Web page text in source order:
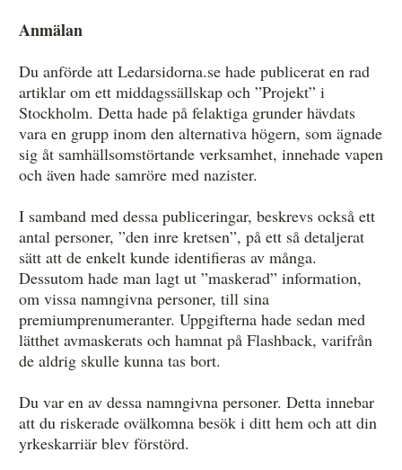
Anmälan
Du anförde att Ledarsidorna.se hade publicerat en rad
artiklar om ett middagssällskap och ”Projekt” i
Stockholm. Detta hade på felaktiga grunder hävdats
vara en grupp inom den alternativa högern, som ägnade
sig åt samhällsomstörtande verksamhet, innehade vapen
och även hade samröre med nazister.
I samband med dessa publiceringar, beskrevs också ett
antal personer, ”den inre kretsen”, på ett så detaljerat
sätt att de enkelt kunde identifieras av många.
Dessutom hade man lagt ut ”maskerad” information,
om vissa namngivna personer, till sina
premiumprenumeranter. Uppgifterna hade sedan med
lätthet avmaskerats och hamnat på Flashback, varifrån
de aldrig skulle kunna tas bort.
Du var en av dessa namngivna personer. Detta innebar
att du riskerade ovälkomna besök i ditt hem och att din
yrkeskarriär blev förstörd.